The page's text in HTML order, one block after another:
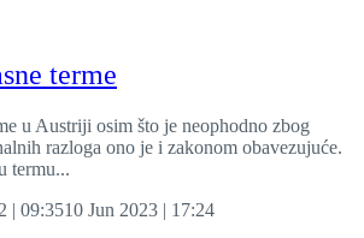
terme
u Austriji osim što je neophodno zbog
razloga ono je i zakonom obavezujuće.
termu...
| 09:3510 Jun 2023 | 17:24